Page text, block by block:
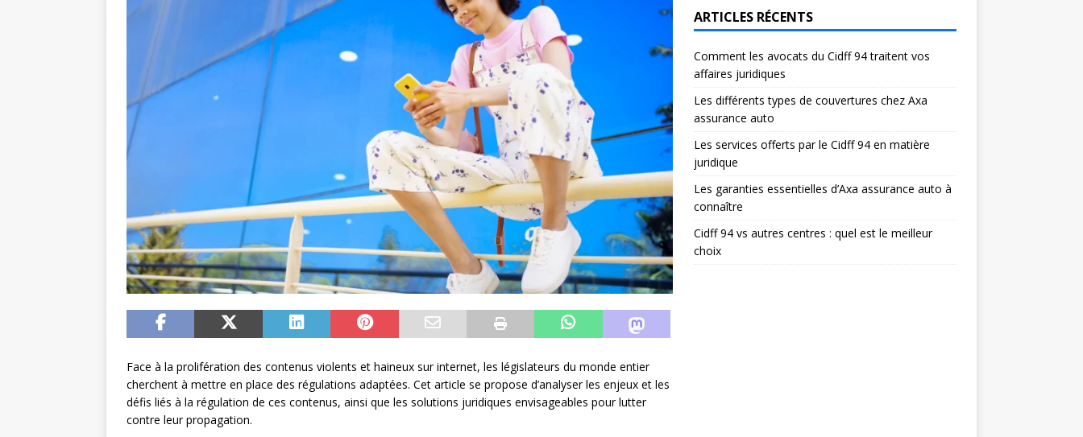
Face à la prolifération des contenus violents et haineux sur internet, les législateurs du monde entier
cherchent à mettre en place des régulations adaptées. Cet article se propose d’analyser les enjeux et les
défis liés à la régulation de ces contenus, ainsi que les solutions juridiques envisageables pour lutter
contre leur propagation.
ARTICLES RÉCENTS
Comment les avocats du Cidff 94 traitent vos
affaires juridiques
Les différents types de couvertures chez Axa
assurance auto
Les services offerts par le Cidff 94 en matière
juridique
Les garanties essentielles d’Axa assurance auto à
connaître
Cidff 94 vs autres centres : quel est le meilleur
choix